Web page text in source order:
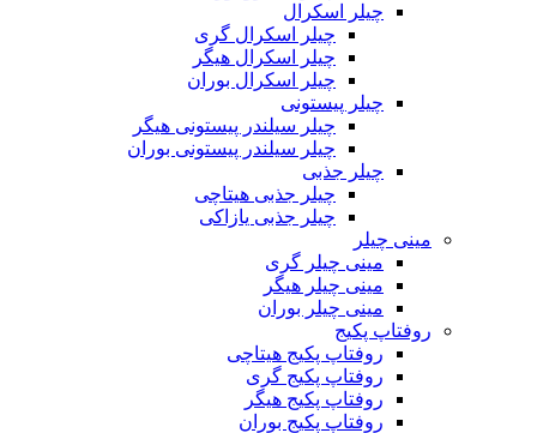
چیلر اسکرال
چیلر اسکرال گری
چیلر اسکرال هیگر
چیلر اسکرال بوران
چیلر پیستونی
چیلر سیلندر پیستونی هیگر
چیلر سیلندر پیستونی بوران
چیلر جذبی
چیلر جذبی هیتاچی
چیلر جذبی یازاکی
مینی چیلر
مینی چیلر گری
مینی چیلر هیگر
مینی چیلر بوران
روفتاپ پکیج
روفتاپ پکیج هیتاچی
روفتاپ پکیج گری
روفتاپ پکیج هیگر
روفتاپ پکیج بوران